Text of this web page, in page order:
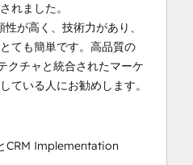
れました。
が高く、技術力があり、
ても簡単です。高品質の
クチャと統合されたマーケ
ている人にお勧めします。
CRM Implementation